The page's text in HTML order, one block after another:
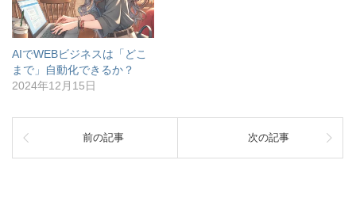
AIでWEBビジネスは「どこ
まで」自動化できるか？
2024年12月15日
前の記事 次の記事